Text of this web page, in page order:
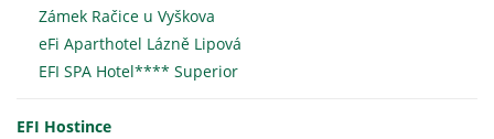
Zámek Račice u Vyškova
eFi Aparthotel Lázně Lipová
EFI SPA Hotel**** Superior
EFI Hostince